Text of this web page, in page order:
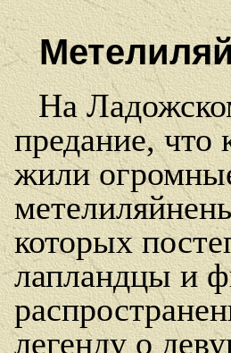
На
предание, что
жили
которых
лапландцы и
легенду о